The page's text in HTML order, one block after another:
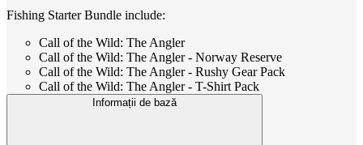
Fishing Starter Bundle include:
Call of the Wild: The Angler
Call of the Wild: The Angler - Norway Reserve
Call of the Wild: The Angler - Rushy Gear Pack
Call of the Wild: The Angler - T-Shirt Pack
Informații de bază